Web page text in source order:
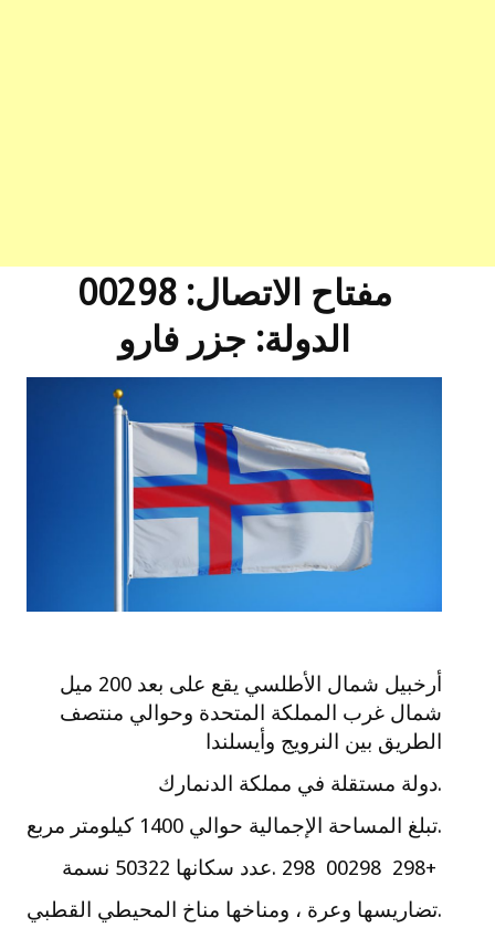
مفتاح الاتصال: 00298
الدولة: جزر فارو
أرخبيل شمال الأطلسي يقع على بعد 200 ميل
شمال غرب المملكة المتحدة وحوالي منتصف
الطريق بين النرويج وأيسلندا
.دولة مستقلة في مملكة الدنمارك
.تبلغ المساحة الإجمالية حوالي 1400 كيلومتر مربع
+298 00298 298 .عدد سكانها 50322 نسمة
.تضاريسها وعرة ، ومناخها مناخ المحيطي القطبي